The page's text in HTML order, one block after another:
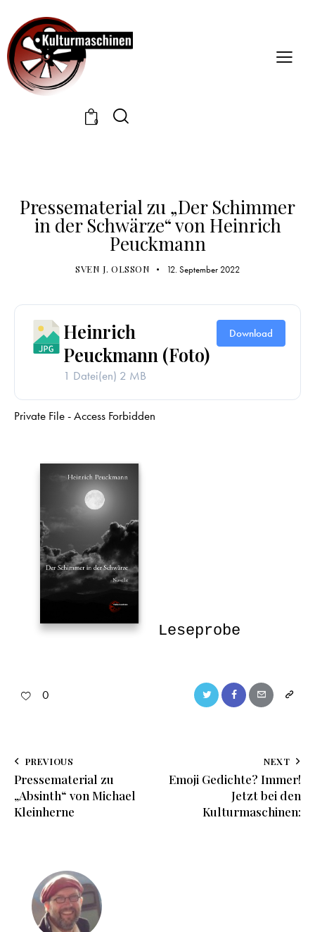
0
Pressematerial zu „Der Schimmer
in der Schwärze“ von Heinrich
Peuckmann
SVEN J. OLSSON 12. September 2022
Heinrich
Peuckmann (Foto)
1 Datei(en) 2 MB
Download
Private File - Access Forbidden
Leseprobe
0
PREVIOUS
Pressematerial zu
„Absinth“ von Michael
Kleinherne
NEXT
Emoji Gedichte? Immer!
Jetzt bei den
Kulturmaschinen: